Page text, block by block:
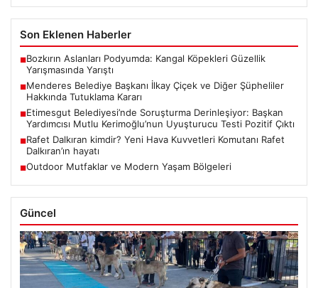
Son Eklenen Haberler
■Bozkırın Aslanları Podyumda: Kangal Köpekleri Güzellik
Yarışmasında Yarıştı
■Menderes Belediye Başkanı İlkay Çiçek ve Diğer Şüpheliler
Hakkında Tutuklama Kararı
■Etimesgut Belediyesi’nde Soruşturma Derinleşiyor: Başkan
Yardımcısı Mutlu Kerimoğlu’nun Uyuşturucu Testi Pozitif Çıktı
■Rafet Dalkıran kimdir? Yeni Hava Kuvvetleri Komutanı Rafet
Dalkıran’ın hayatı
■Outdoor Mutfaklar ve Modern Yaşam Bölgeleri
Güncel